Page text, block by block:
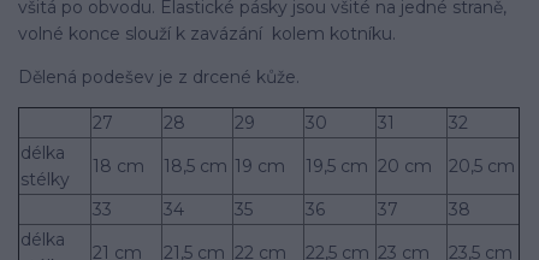
všitá po obvodu. Elastické pásky jsou všité na jedné straně,
volné konce slouží­ k zavázání kolem kotní­ku.
Dělená podešev je z drcené kůže.
27 28 29 30 31
32
délka
stélky
18 cm 18,5 cm 19 cm 19,5 cm 20 cm
20,5 cm
33
34 35 36 37
38
délka
21 cm 21,5 cm 22 cm 22,5 cm 23 cm
23,5 cm